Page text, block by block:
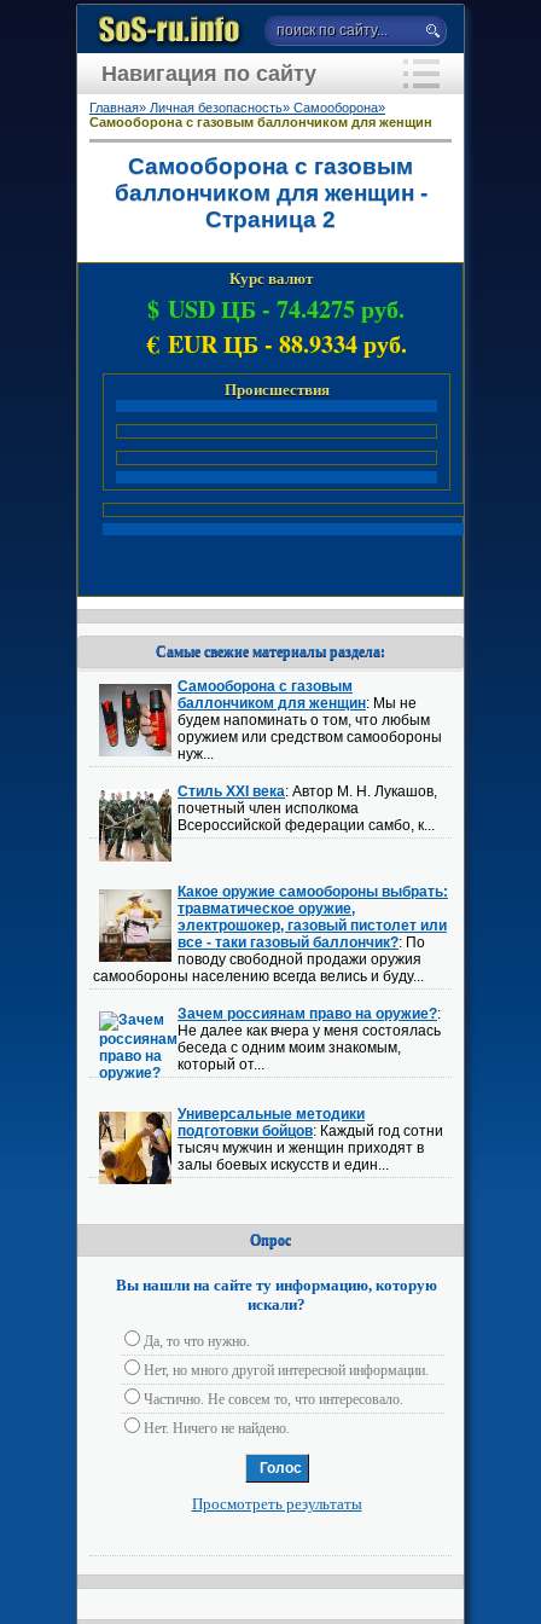
Главная» Личная безопасность» Самооборона»
Самооборона с газовым баллончиком для женщин
Самооборона с газовым
баллончиком для женщин -
Страница 2
Курс валют
$ USD ЦБ - 74.4275 руб.
€ EUR ЦБ - 88.9334 руб.
Происшествия
Самые свежие материалы раздела:
Самооборона с газовым
баллончиком для женщин: Мы не
будем напоминать о том, что любым
оружием или средством самообороны
нуж...
Стиль XXI века: Автор М. Н. Лукашов,
почетный член исполкома
Всероссийской федерации самбо, к...
Какое оружие самообороны выбрать:
травматическое оружие,
электрошокер, газовый пистолет или
все - таки газовый баллончик?: По
поводу свободной продажи оружия
самообороны населению всегда велись и буду...
Зачем россиянам право на оружие?:
Не далее как вчера у меня состоялась
беседа с одним моим знакомым,
который от...
Универсальные методики
подготовки бойцов: Каждый год сотни
тысяч мужчин и женщин приходят в
залы боевых искусств и един...
Опрос
Вы нашли на сайте ту информацию, которую
искали?
Да, то что нужно.
Нет, но много другой интересной информации.
Частично. Не совсем то, что интересовало.
Нет. Ничего не найдено.
Просмотреть результаты
Навигация по сайту